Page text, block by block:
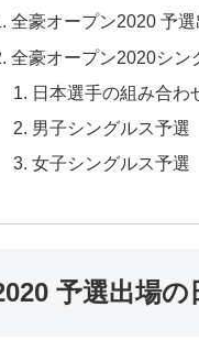
全豪オープン2020 予
全豪オープン2020シン
日本選手の組み合わ
男子シングルス予選
女子シングルス予選
予選出場の